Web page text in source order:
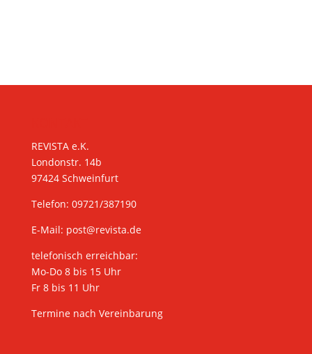
REVISTA e.K.
Londonstr. 14b
97424 Schweinfurt
Telefon: 09721/387190
E-Mail: post@revista.de
telefonisch erreichbar:
Mo-Do 8 bis 15 Uhr
Fr 8 bis 11 Uhr
Termine nach Vereinbarung